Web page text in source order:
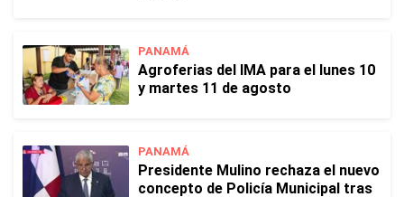
PANAMÁ
Agroferias del IMA para el lunes 10
y martes 11 de agosto
PANAMÁ
Presidente Mulino rechaza el nuevo
concepto de Policía Municipal tras